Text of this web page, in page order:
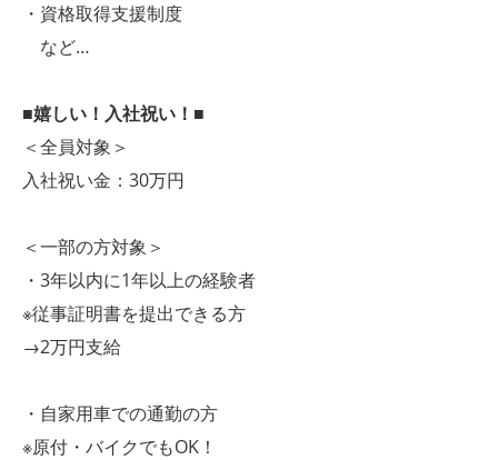
・資格取得支援制度
など…
■嬉しい！入社祝い！■
＜全員対象＞
入社祝い金：30万円
＜一部の方対象＞
・3年以内に1年以上の経験者
※従事証明書を提出できる方
→2万円支給
・自家用車での通勤の方
※原付・バイクでもOK！